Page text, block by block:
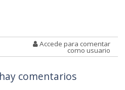
Accede para comentar
como usuario
comentarios